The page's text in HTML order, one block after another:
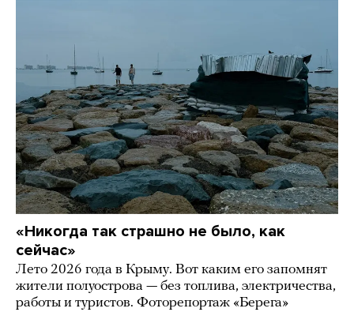
«Никогда так страшно не было, как
сейчас»
Лето 2026 года в Крыму. Вот каким его запомнят
жители полуострова — без топлива, электричества,
работы и туристов. Фоторепортаж «Берега»